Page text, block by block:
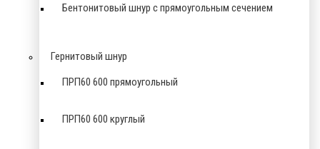
Бентонитовый шнур с прямоугольным сечением
Гернитовый шнур
ПРП60 600 прямоугольный
ПРП60 600 круглый